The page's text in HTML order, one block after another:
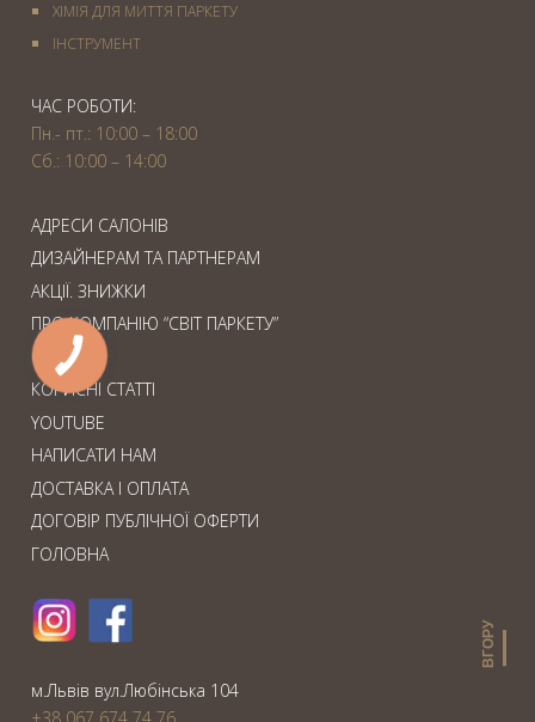
ХІМІЯ ДЛЯ МИТТЯ ПАРКЕТУ
IНСТРУМЕНТ
ЧАС РОБОТИ:
Пн.- пт.: 10:00 – 18:00
Сб.: 10:00 – 14:00
АДРЕСИ САЛОНІВ
ДИЗАЙНЕРАМ ТА ПАРТНЕРАМ
АКЦІЇ. ЗНИЖКИ
ПРО КОМПАНІЮ “СВІТ ПАРКЕТУ”
СЕРВІС
КОРИСНІ СТАТТІ
YOUTUBE
НАПИСАТИ НАМ
ДОСТАВКА І ОПЛАТА
ДОГОВІР ПУБЛІЧНОЇ ОФЕРТИ
ГОЛОВНА
ВГОРУ
м.Львiв вул.Любiнська 104